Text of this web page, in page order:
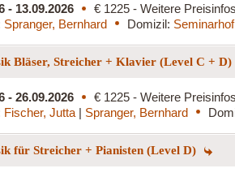
- 13.09.2026
€ 1225 - Weitere Preisinfos
Spranger, Bernhard Domizil:
Bläser, Streicher + Klavier (Level C + D)
- 26.09.2026
€ 1225 - Weitere Preisinfos
Fischer, Jutta | Spranger, Bernhard
für Streicher + Pianisten (Level D)